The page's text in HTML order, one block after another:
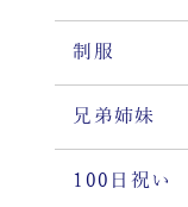
制服
兄弟姉妹
100日祝い